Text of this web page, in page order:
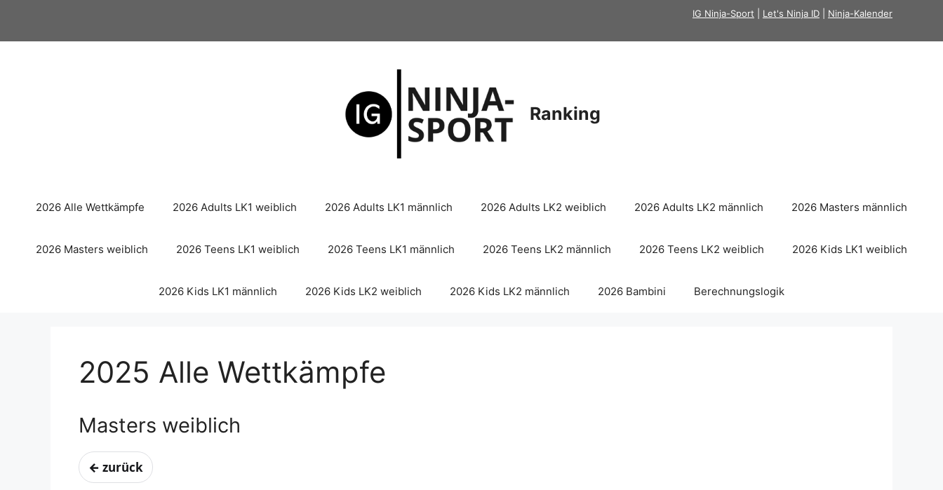
springen
IG Ninja-Sport Let's Ninja ID Ninja-Kalender
Ranking
2026 Alle Wettkämpfe 2026 Adults LK1 weiblich 2026 Adults LK1 männlich 2026 Adults LK2 weiblich 2026 Adults LK2 männlich 2026 Masters männlich
2026 Masters weiblich 2026 Teens LK1 weiblich 2026 Teens LK1 männlich 2026 Teens LK2 männlich 2026 Teens LK2 weiblich 2026 Kids LK1 weiblich
2026 Kids LK1 männlich 2026 Kids LK2 weiblich 2026 Kids LK2 männlich 2026 Bambini Berechnungslogik
2025 Alle Wettkämpfe
Masters weiblich
← zurück